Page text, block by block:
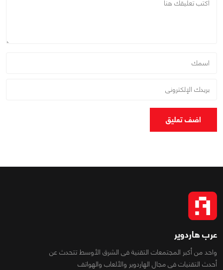
اضف تعليق
عرب هاردوير
واحد من أكبر المجتمعات التقنية فى الشرق الأوسط تتحدث عن
أحدث التقنيات فى مجال الهاردوير والألعاب والهواتف